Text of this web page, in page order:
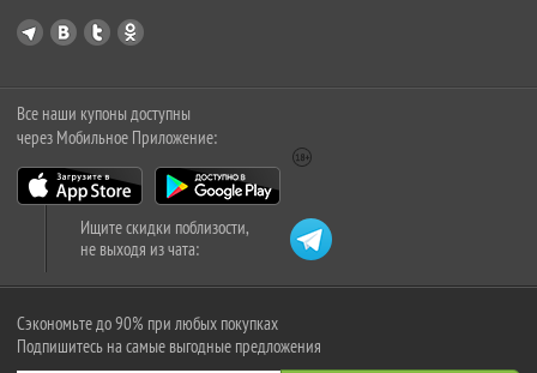
Все наши купоны доступны
через Мобильное Приложение:
Ищите скидки поблизости,
не выходя из чата:
Сэкономьте до 90% при любых покупках
Подпишитесь на самые выгодные предложения